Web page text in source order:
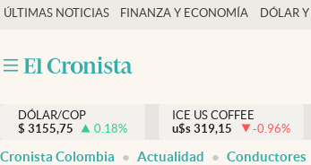
ÚLTIMAS NOTICIAS FINANZA Y ECONOMÍA DÓLAR
Salud y nutrición
Tiempo libre
Dólar y mercados
DÓLAR/COP
$ 3155,75 0.18%
ICE US COFFEE
u$s 319,15 -0.96%
Cronista Colombia Actualidad Conductores